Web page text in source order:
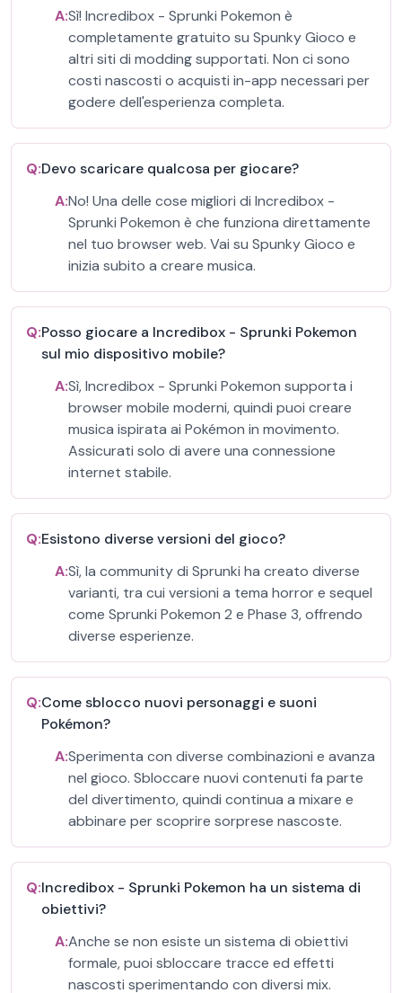
A:Sì! Incredibox - Sprunki Pokemon è
completamente gratuito su Spunky Gioco e
altri siti di modding supportati. Non ci sono
costi nascosti o acquisti in-app necessari per
godere dell'esperienza completa.
Q:Devo scaricare qualcosa per giocare?
A:No! Una delle cose migliori di Incredibox -
Sprunki Pokemon è che funziona direttamente
nel tuo browser web. Vai su Spunky Gioco e
inizia subito a creare musica.
Q:Posso giocare a Incredibox - Sprunki Pokemon
sul mio dispositivo mobile?
A:Sì, Incredibox - Sprunki Pokemon supporta i
browser mobile moderni, quindi puoi creare
musica ispirata ai Pokémon in movimento.
Assicurati solo di avere una connessione
internet stabile.
Q:Esistono diverse versioni del gioco?
A:Sì, la community di Sprunki ha creato diverse
varianti, tra cui versioni a tema horror e sequel
come Sprunki Pokemon 2 e Phase 3, offrendo
diverse esperienze.
Q:Come sblocco nuovi personaggi e suoni
Pokémon?
A:Sperimenta con diverse combinazioni e avanza
nel gioco. Sbloccare nuovi contenuti fa parte
del divertimento, quindi continua a mixare e
abbinare per scoprire sorprese nascoste.
Q:Incredibox - Sprunki Pokemon ha un sistema di
obiettivi?
A:Anche se non esiste un sistema di obiettivi
formale, puoi sbloccare tracce ed effetti
nascosti sperimentando con diversi mix.